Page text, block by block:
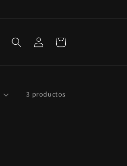
sesión
Carrito
3 productos